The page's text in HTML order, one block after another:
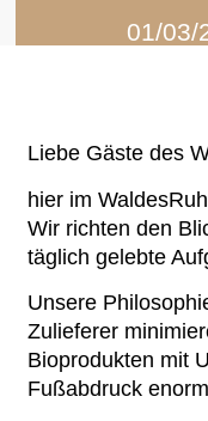
01/03/
Liebe Gäste des
hier im
Wir richten den
täglich gelebte
Unsere
Zulieferer
Bioprodukten mit
Fußabdruck